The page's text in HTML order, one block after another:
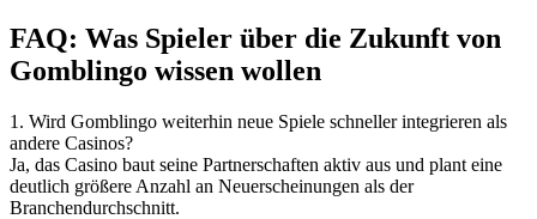
FAQ: Was Spieler über die Zukunft von
Gomblingo wissen wollen
1. Wird Gomblingo weiterhin neue Spiele schneller integrieren als
andere Casinos?
Ja, das Casino baut seine Partnerschaften aktiv aus und plant eine
deutlich größere Anzahl an Neuerscheinungen als der
Branchendurchschnitt.